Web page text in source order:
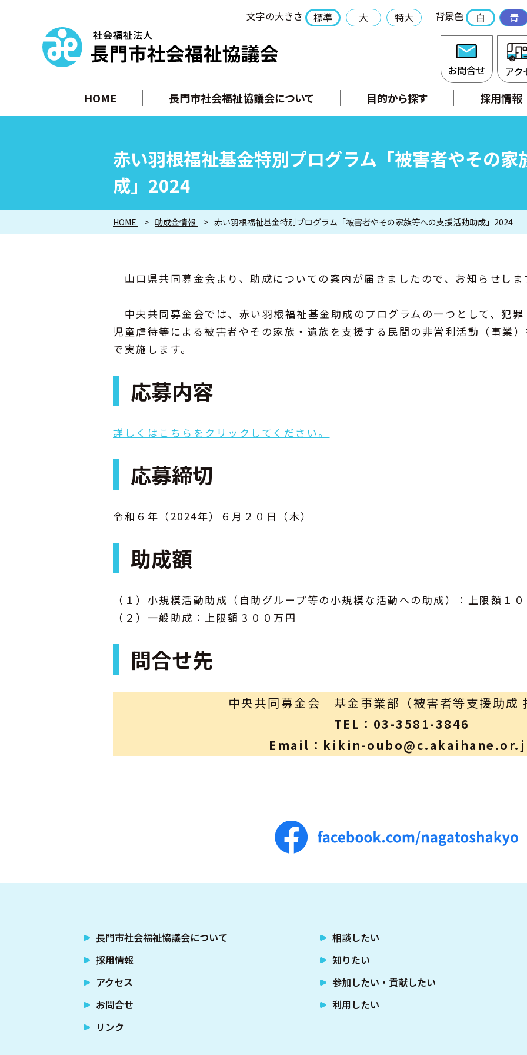
社会福祉法人 長門市社会福祉協議会
文字の大きさ 標準 大 特大 背景色 白 青
お問合
HOME 長門市社会福祉協議会について 目的から探す 採用情報
赤い羽根福祉基金特別プログラム「被害者やその家
成」2024
HOME 助成金情報 赤い羽根福祉基金特別プログラム「被害者やその家族等への支援活動助成」2024
山口県共同募金会より、助成についての案内が届きましたので、お知らせしま
中央共同募金会では、赤い羽根福祉基金助成のプログラムの一つとして、犯罪
児童虐待等による被害者やその家族・遺族を支援する民間の非営利活動（事業
で実施します。
応募内容
詳しくはこちらをクリックしてください。
応募締切
令和６年（2024年）６月２０日（木）
助成額
（１）小規模活動助成（自助グループ等の小規模な活動への助成）：上限額１
（２）一般助成：上限額３００万円
問合せ先
中央共同募金会 基金事業部（被害者等支援助成
TEL：03-3581-3846
Email：kikin-
長門市社会福祉協議会について
採用情報
アクセス
お問合せ
リンク
相談したい
知りたい
参加したい・貢献したい
利用したい